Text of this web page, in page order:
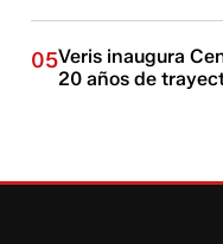
05Veris inaugura
20 años de